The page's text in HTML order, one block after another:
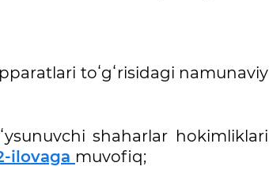
toʻgʻrisidagi namunaviy
shaharlar hokimliklari
ilovaga muvofiq;